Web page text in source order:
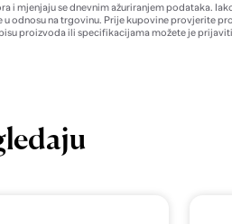
i mjenjaju se dnevnim ažuriranjem podataka.
odnosu na trgovinu. Prije kupovine provjerite
proizvoda ili specifikacijama možete je prijaviti